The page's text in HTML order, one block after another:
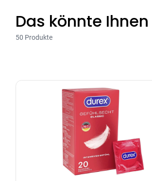
Das könnte Ihnen
50 Produkte